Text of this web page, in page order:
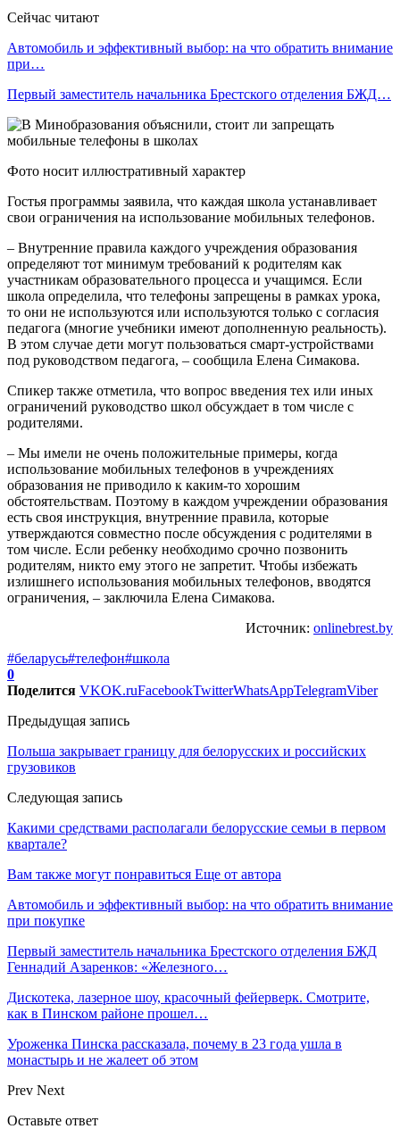
Сейчас читают
Автомобиль и эффективный выбор: на что обратить внимание
при…
Первый заместитель начальника Брестского отделения БЖД…
Фото носит иллюстративный характер
Гостья программы заявила, что каждая школа устанавливает
свои ограничения на использование мобильных телефонов.
– Внутренние правила каждого учреждения образования
определяют тот минимум требований к родителям как
участникам образовательного процесса и учащимся. Если
школа определила, что телефоны запрещены в рамках урока,
то они не используются или используются только с согласия
педагога (многие учебники имеют дополненную реальность).
В этом случае дети могут пользоваться смарт-устройствами
под руководством педагога, – сообщила Елена Симакова.
Спикер также отметила, что вопрос введения тех или иных
ограничений руководство школ обсуждает в том числе с
родителями.
– Мы имели не очень положительные примеры, когда
использование мобильных телефонов в учреждениях
образования не приводило к каким-то хорошим
обстоятельствам. Поэтому в каждом учреждении образования
есть своя инструкция, внутренние правила, которые
утверждаются совместно после обсуждения с родителями в
том числе. Если ребенку необходимо срочно позвонить
родителям, никто ему этого не запретит. Чтобы избежать
излишнего использования мобильных телефонов, вводятся
ограничения, – заключила Елена Симакова.
Источник: onlinebrest.by
#беларусь#телефон#школа
0
Поделится VKOK.ruFacebookTwitterWhatsAppTelegramViber
Предыдущая запись
Польша закрывает границу для белорусских и российских
грузовиков
Следующая запись
Какими средствами располагали белорусские семьи в первом
квартале?
Вам также могут понравиться Еще от автора
Автомобиль и эффективный выбор: на что обратить внимание
при покупке
Первый заместитель начальника Брестского отделения БЖД
Геннадий Азаренков: «Железного…
Дискотека, лазерное шоу, красочный фейерверк. Смотрите,
как в Пинском районе прошел…
Уроженка Пинска рассказала, почему в 23 года ушла в
монастырь и не жалеет об этом
Prev Next
Оставьте ответ